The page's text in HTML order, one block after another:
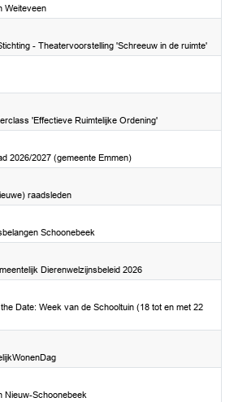
Weiteveen
- Theatervoorstelling 'Schreeuw in de ruimte'
'Effectieve Ruimtelijke Ordening'
2026/2027 (gemeente Emmen)
raadsleden
Schoonebeek
Dierenwelzijnsbeleid 2026
Date: Week van de Schooltuin (18 tot en met 22
Nieuw-Schoonebeek